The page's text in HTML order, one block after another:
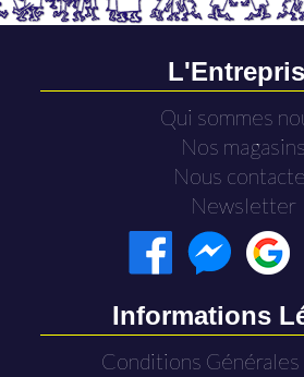
Qui sommes
Nos magasins
Nous
Newsletter
Informations
Conditions Générales